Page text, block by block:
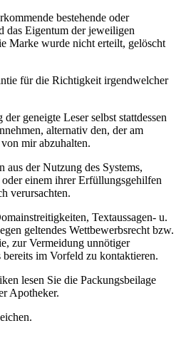
bestehende oder
das Eigentum der jeweiligen
Marke wurde nicht erteilt, gelöscht
für die Richtigkeit irgendwelcher
geneigte Leser selbst stattdessen
alternativ den, der am
mir abzuhalten.
aus der Nutzung des Systems,
einem ihrer Erfüllungsgehilfen
verursachten.
Textaussagen- u.
geltendes Wettbewerbsrecht bzw.
zur Vermeidung unnötiger
im Vorfeld zu kontaktieren.
lesen Sie die Packungsbeilage
Apotheker.